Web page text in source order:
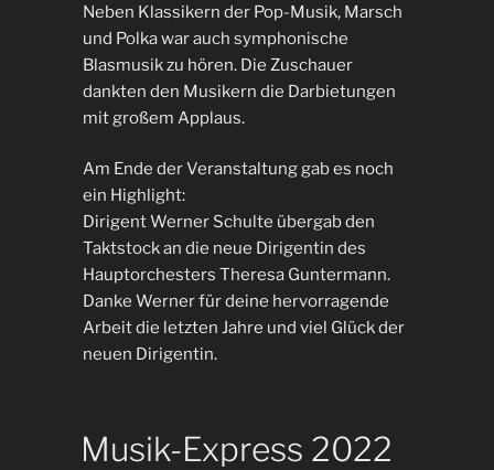
Neben Klassikern der Pop-Musik, Marsch
und Polka war auch symphonische
Blasmusik zu hören. Die Zuschauer
dankten den Musikern die Darbietungen
mit großem Applaus.
Am Ende der Veranstaltung gab es noch
ein Highlight:
Dirigent Werner Schulte übergab den
Taktstock an die neue Dirigentin des
Hauptorchesters Theresa Guntermann.
Danke Werner für deine hervorragende
Arbeit die letzten Jahre und viel Glück der
neuen Dirigentin.
Musik-Express 2022